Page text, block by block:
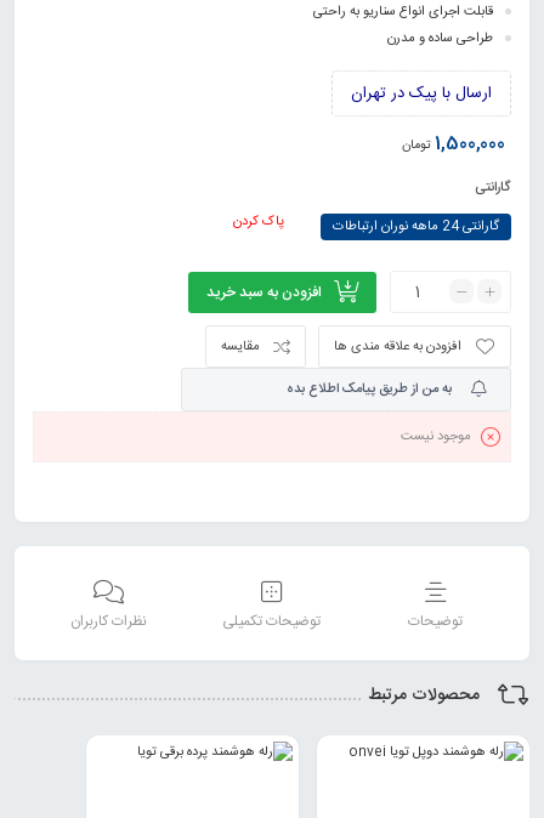
قابلت اجرای انواع سناریو به راحتی
طراحی ساده و مدرن
ارسال با پیک در تهران
1,500,000 تومان
گارانتی
گارانتی 24 ماهه نوران ارتباطات
پاک کردن
افزودن به سبد خرید
مقایسه
افزودن به علاقه مندی ها
به من از طریق پیامک اطلاع بده
موجود نیست
توضیحات توضیحات تکمیلی نظرات کاربران
محصولات مرتبط